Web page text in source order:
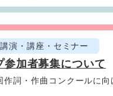
講演・講座・セミナー
加者募集について
詞・作曲コンクールに